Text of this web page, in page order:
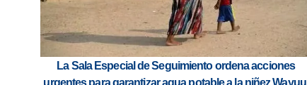
La Sala Especial de Seguimiento ordena acciones
urgentes para garantizar agua potable a la niñez Wayuu